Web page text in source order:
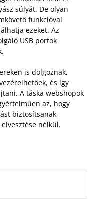
súlyát. De olyan
funkcióval
ezeket. Az
USB portok
is dolgoznak,
és így
A táska webshopok
az, hogy
biztosítsanak,
nélkül.